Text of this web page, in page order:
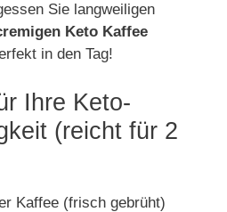
Sie langweiligen
Keto Kaffee
in den Tag!
Ihre Keto-
(reicht für 2
Kaffee (frisch gebrüht)